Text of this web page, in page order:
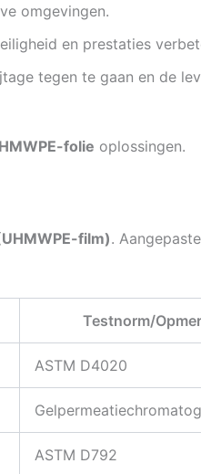
omgevingen.
en prestaties
tegen te gaan en de
folie oplossingen.
film).
Testnorm/
ASTM D4020
ASTM D792